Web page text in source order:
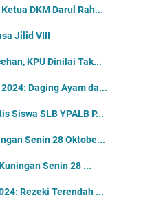
DKM Darul Rah...
Jilid VIII
KPU Dinilai Tak...
Daging Ayam da...
Siswa SLB YPALB P...
Senin 28 Oktobe...
Senin 28 ...
Rezeki Terendah ...